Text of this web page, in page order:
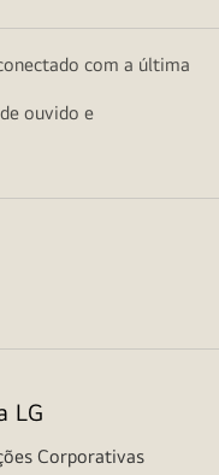
com a última
ouvido e
LG
Corporativas